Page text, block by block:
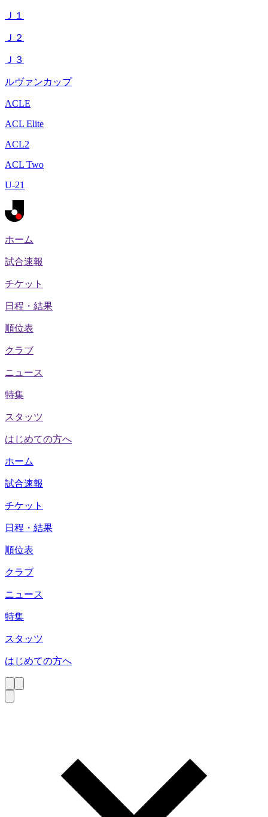
Ｊ１
Ｊ２
Ｊ３
ルヴァンカップ
ACLE
ACL Elite
ACL2
ACL Two
U-21
ホーム
試合速報
チケット
日程・結果
順位表
クラブ
ニュース
特集
スタッツ
はじめての方へ
ホーム
試合速報
チケット
日程・結果
順位表
クラブ
ニュース
特集
スタッツ
はじめての方へ